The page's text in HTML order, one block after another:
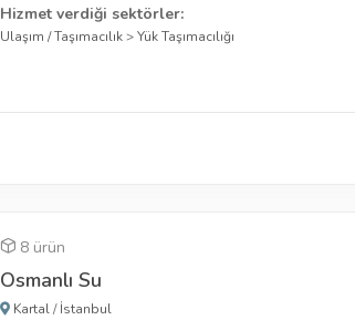
Hizmet verdiği sektörler:
Ulaşım / Taşımacılık>Yük Taşımacılığı
8 ürün
Osmanlı Su
Kartal/İstanbul